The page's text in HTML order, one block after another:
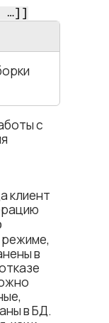
…]]
с
клиент
в
в БД.